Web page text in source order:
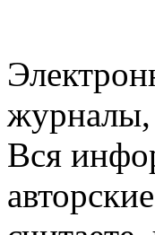
журналы,
Вся